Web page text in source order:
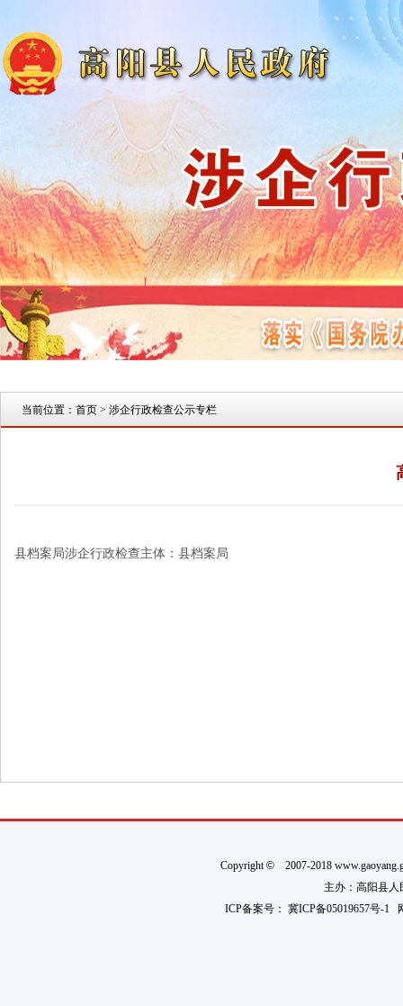
当前位置： 首页 > 涉企行政检查公示专栏
县档案局涉企行政检查主体：县档案局
Copyright©2007-2018
主办：高阳县人
ICP备案号： 冀ICP备05019657号-1网